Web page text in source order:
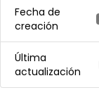
Fecha de
creación
Última
actualización